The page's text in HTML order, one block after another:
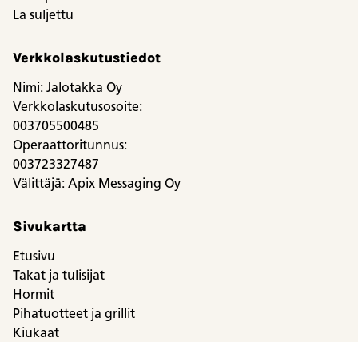
La suljettu
Verkkolaskutustiedot
Nimi: Jalotakka Oy
Verkkolaskutusosoite:
003705500485
Operaattoritunnus:
003723327487
Välittäjä: Apix Messaging Oy
Sivukartta
Etusivu
Takat ja tulisijat
Hormit
Pihatuotteet ja grillit
Kiukaat